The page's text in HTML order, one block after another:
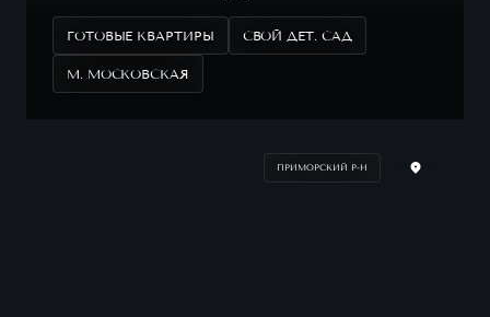
ГОТОВЫЕ КВАРТИРЫ СВОЙ ДЕТ. САД
М. МОСКОВСКАЯ
ПРИМОРСКИЙ Р-Н